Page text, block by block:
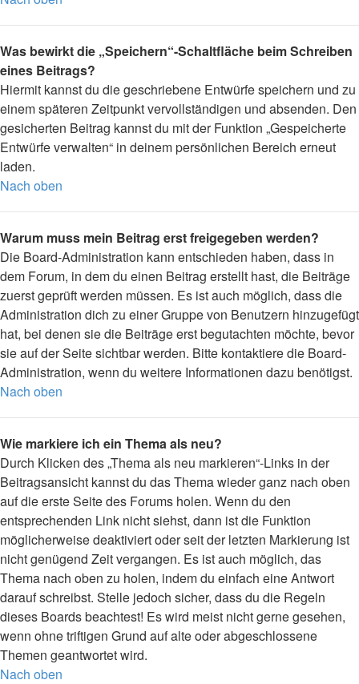
Was bewirkt die „Speichern“-Schaltfläche beim Schreiben
eines Beitrags?
Hiermit kannst du die geschriebene Entwürfe speichern und zu
einem späteren Zeitpunkt vervollständigen und absenden. Den
gesicherten Beitrag kannst du mit der Funktion „Gespeicherte
Entwürfe verwalten“ in deinem persönlichen Bereich erneut
laden.
Nach oben
Warum muss mein Beitrag erst freigegeben werden?
Die Board-Administration kann entschieden haben, dass in
dem Forum, in dem du einen Beitrag erstellt hast, die Beiträge
zuerst geprüft werden müssen. Es ist auch möglich, dass die
Administration dich zu einer Gruppe von Benutzern hinzugefügt
hat, bei denen sie die Beiträge erst begutachten möchte, bevor
sie auf der Seite sichtbar werden. Bitte kontaktiere die Board-
Administration, wenn du weitere Informationen dazu benötigst.
Nach oben
Wie markiere ich ein Thema als neu?
Durch Klicken des „Thema als neu markieren“-Links in der
Beitragsansicht kannst du das Thema wieder ganz nach oben
auf die erste Seite des Forums holen. Wenn du den
entsprechenden Link nicht siehst, dann ist die Funktion
möglicherweise deaktiviert oder seit der letzten Markierung ist
nicht genügend Zeit vergangen. Es ist auch möglich, das
Thema nach oben zu holen, indem du einfach eine Antwort
darauf schreibst. Stelle jedoch sicher, dass du die Regeln
dieses Boards beachtest! Es wird meist nicht gerne gesehen,
wenn ohne triftigen Grund auf alte oder abgeschlossene
Themen geantwortet wird.
Nach oben